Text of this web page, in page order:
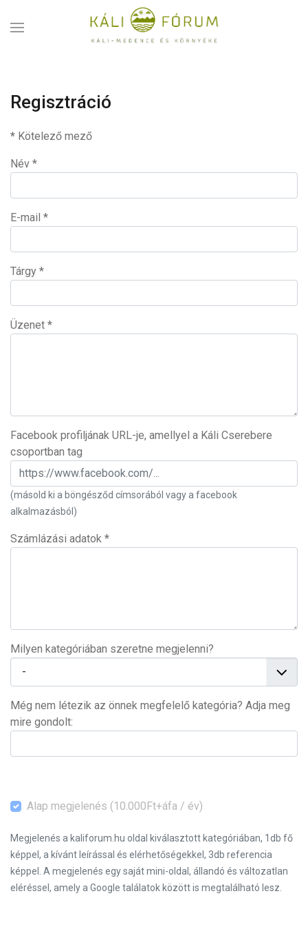
Regisztráció
* Kötelező mező
Név *
E-mail *
Tárgy *
Üzenet *
Facebook profiljának URL-je, amellyel a Káli Cserebere
csoportban tag
(másold ki a böngésződ címsorából vagy a facebook
alkalmazásból)
Számlázási adatok *
Milyen kategóriában szeretne megjelenni?
Még nem létezik az önnek megfelelő kategória? Adja meg
mire gondolt:
Alap megjelenés (10.000Ft+áfa / év)
Megjelenés a kaliforum.hu oldal kiválasztott kategóriában, 1db fő
képpel, a kívánt leírással és elérhetőségekkel, 3db referencia
képpel. A megjelenés egy saját mini-oldal, állandó és változatlan
eléréssel, amely a Google találatok között is megtalálható lesz.